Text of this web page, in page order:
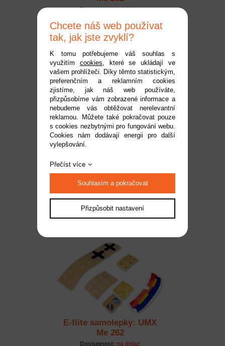
Dostupnost: na dotaz
509 Kč
Kód:EFL-1501
219 Kč
E-flite samolepky: UMX
Me 262
Dostupnost: na dotaz
Chcete náš web používat
tak, jak jste zvyklí?
K tomu potřebujeme váš souhlas s
využitím cookies, které se ukládají ve
vašem prohlížeči. Díky těmto statistickým,
preferenčním a reklamním cookies
zjistíme, jak náš web používáte,
přizpůsobíme vám zobrazené informace a
nebudeme vás obtěžovat nerelevantní
reklamou. Můžete také pokračovat pouze
s cookies nezbytnými pro fungování webu.
Cookies nám dodávají energii pro další
vylepšování.
Přečíst více
Souhlasím a pokračovat
Přizpůsobit nastavení